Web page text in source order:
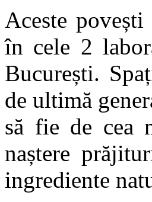
Aceste
în cele 2
București.
de ultimă
să fie de cea
naștere
ingrediente